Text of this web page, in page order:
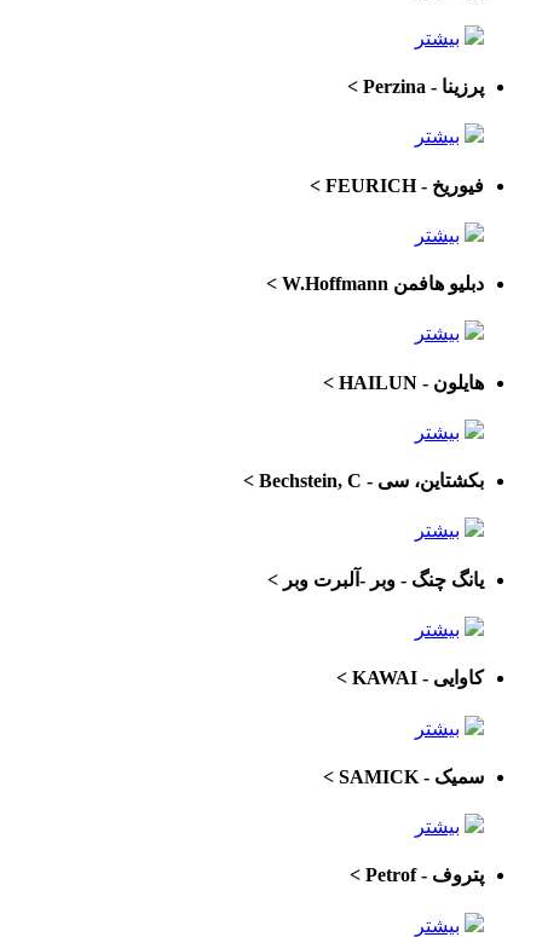
بیشتر
پرزینا - Perzina >
بیشتر
فیوریخ - FEURICH >
بیشتر
دبلیو هافمن W.Hoffmann >
بیشتر
هایلون - HAILUN >
بیشتر
بکشتاین، سی - Bechstein, C >
بیشتر
یانگ چنگ - وبر -آلبرت وبر >
بیشتر
کاوایی - KAWAI >
بیشتر
سمیک - SAMICK >
بیشتر
پتروف - Petrof >
بیشتر